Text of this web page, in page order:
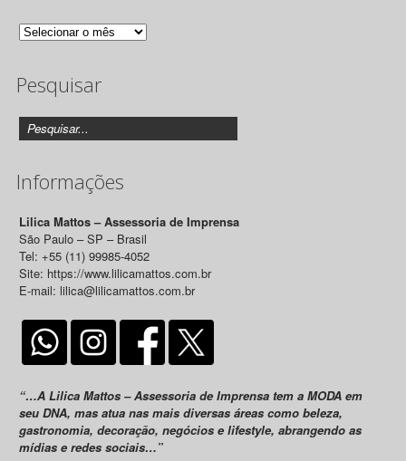
Arquivo
Releases
Pesquisar
Informações
Lilica Mattos – Assessoria de Imprensa
São Paulo – SP – Brasil
Tel: +55 (11) 99985-4052
Site: https://www.lilicamattos.com.br
E-mail: lilica@lilicamattos.com.br
“…A Lilica Mattos – Assessoria de Imprensa tem a MODA em
seu DNA, mas atua nas mais diversas áreas como beleza,
gastronomia, decoração, negócios e lifestyle, abrangendo as
mídias e redes sociais…”